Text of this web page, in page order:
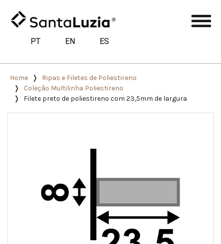
PT EN ES
Home
Ripas e Filetes de Poliestireno
Coleção Multilinha Poliestireno
Filete preto de poliestireno com 23,5mm de largura